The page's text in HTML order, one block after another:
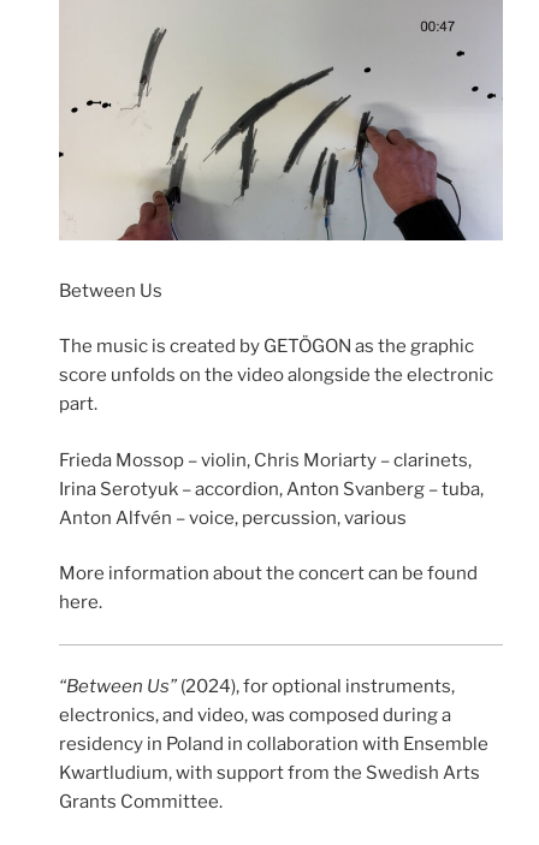
Between Us
The music is created by GETÖGON as the graphic
score unfolds on the video alongside the electronic
part.
Frieda Mossop – violin, Chris Moriarty – clarinets,
Irina Serotyuk – accordion, Anton Svanberg – tuba,
Anton Alfvén – voice, percussion, various
More information about the concert can be found
here.
“Between Us” (2024), for optional instruments,
electronics, and video, was composed during a
residency in Poland in collaboration with Ensemble
Kwartludium, with support from the Swedish Arts
Grants Committee.